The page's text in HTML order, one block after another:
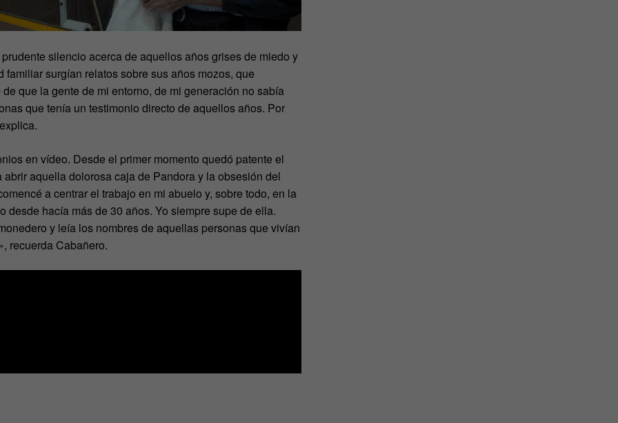
silencio acerca de aquellos años grises de miedo y
surgían relatos sobre sus años mozos, que
que la gente de mi entorno, de mi generación no sabía
que tenía un testimonio directo de aquellos años. Por
en vídeo. Desde el primer momento quedó patente el
aquella dolorosa caja de Pandora y la obsesión del
a centrar el trabajo en mi abuelo y, sobre todo, en la
hacía más de 30 años. Yo siempre supe de ella.
y leía los nombres de aquellas personas que vivían
recuerda Cabañero.